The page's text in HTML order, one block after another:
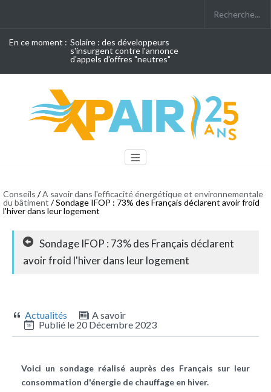
En ce moment : Solaire : des développeurs
s'insurgent contre l'annonce
d'appels d'offres "neutres"
Conseils /A savoir dans l'efficacité énergétique et environnementale
du bâtiment / Sondage IFOP : 73% des Français déclarent avoir froid
l'hiver dans leur logement
Sondage IFOP : 73% des Français déclarent
avoir froid l'hiver dans leur logement
Actualités
A savoir
Publié le 20 Décembre 2023
Voici un sondage réalisé auprès des Français sur leur
consommation d'énergie de chauffage en hiver.